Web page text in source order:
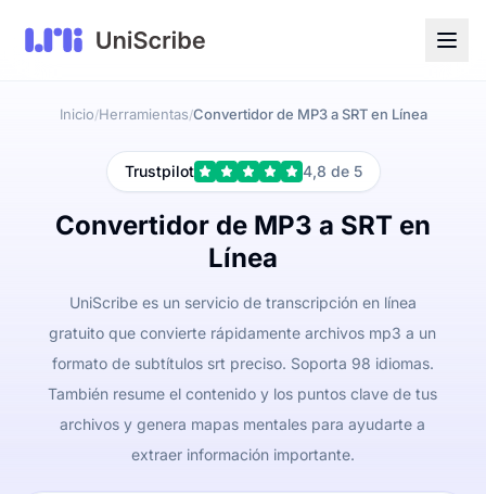
Inicio/Herramientas/Convertidor de MP3 a SRT en Línea
Trustpilot 4,8 de 5
Convertidor de MP3 a SRT en
Línea
UniScribe es un servicio de transcripción en línea
gratuito que convierte rápidamente archivos mp3 a un
formato de subtítulos srt preciso. Soporta 98 idiomas.
También resume el contenido y los puntos clave de tus
archivos y genera mapas mentales para ayudarte a
extraer información importante.